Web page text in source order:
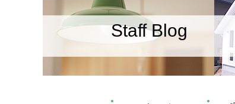
Staff Blog